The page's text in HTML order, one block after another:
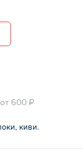
oт 600 ₽
киви.